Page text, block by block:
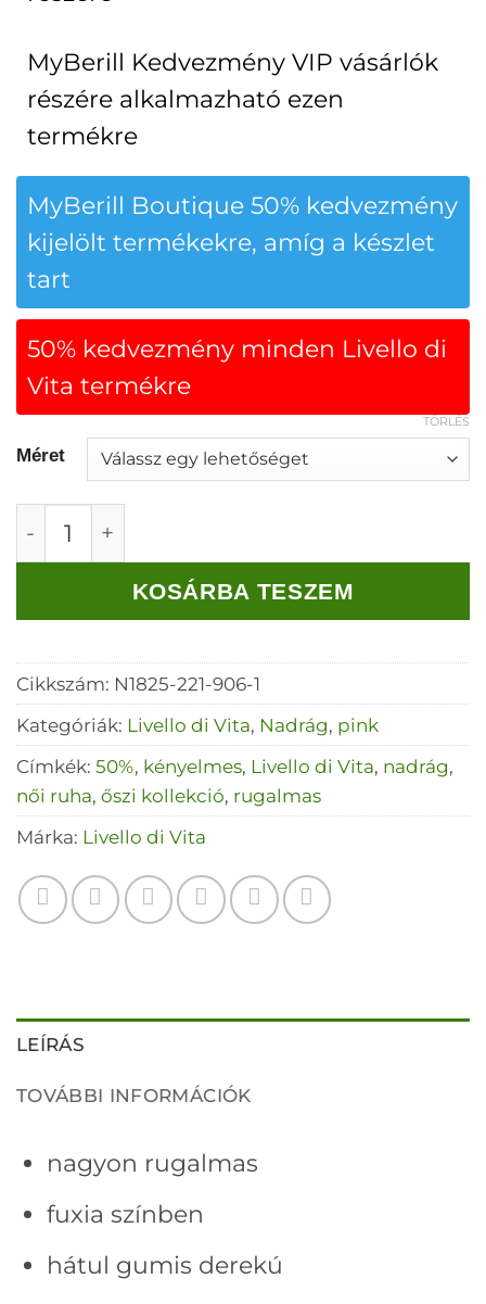
MyBerill Kedvezmény VIP vásárlók
részére alkalmazható ezen
termékre
MyBerill Boutique 50% kedvezmény
kijelölt termékekre, amíg a készlet
tart
50% kedvezmény minden Livello di
Vita termékre
Méret
TÖRLÉS
Livello hátul gumis hosszú nadrág fuxia
KOSÁRBA TESZEM
Cikkszám: N1825-221-906-1
Kategóriák: Livello di Vita, Nadrág, pink
Címkék: 50%, kényelmes, Livello di Vita, nadrág,
női ruha, őszi kollekció, rugalmas
Márka: Livello di Vita
LEÍRÁS
TOVÁBBI INFORMÁCIÓK
nagyon rugalmas
fuxia színben
hátul gumis derekú